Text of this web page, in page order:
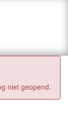
niet geopend.